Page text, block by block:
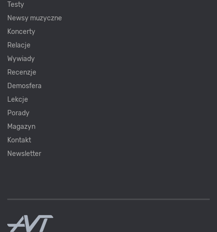
Testy
Newsy muzyczne
Koncerty
Relacje
Wywiady
Recenzje
Demosfera
Lekcje
Porady
Magazyn
Kontakt
Newsletter